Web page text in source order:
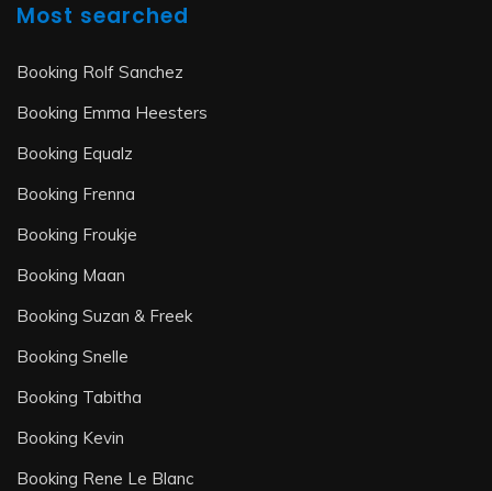
Most searched
Booking Rolf Sanchez
Booking Emma Heesters
Booking Equalz
Booking Frenna
Booking Froukje
Booking Maan
Booking Suzan & Freek
Booking Snelle
Booking Tabitha
Booking Kevin
Booking Rene Le Blanc